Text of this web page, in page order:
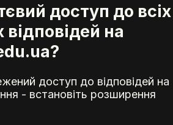
доступ до всіх
відповідей на
доступ до відповідей на
- встановіть розширення